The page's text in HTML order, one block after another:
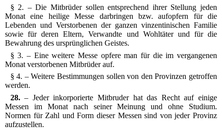
§ 2. – Die Mitbrüder sollen entsprechend ihrer Stellung jeden
Monat eine heilige Messe darbringen bzw. aufopfern für die
Lebenden und Verstorbenen der ganzen vinzentinischen Familie
sowie für deren Eltern, Verwandte und Wohltäter und für die
Bewahrung des ursprünglichen Geistes.
§ 3. – Eine weitere Messe opfere man für die im vergangenen
Monat verstorbenen Mitbrüder auf.
§ 4. – Weitere Bestimmungen sollen von den Provinzen getroffen
werden.
28.– Jeder inkorporierte Mitbruder hat das Recht auf einige
Messen im Monat nach seiner Meinung und ohne Studium.
Normen für Zahl und Form dieser Messen sind von jeder Provinz
aufzustellen.